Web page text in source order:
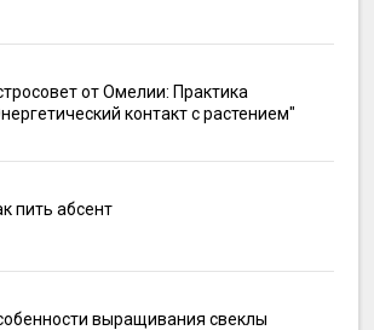
от Омелии: Практика
контакт с растением"
пить абсент
выращивания свеклы